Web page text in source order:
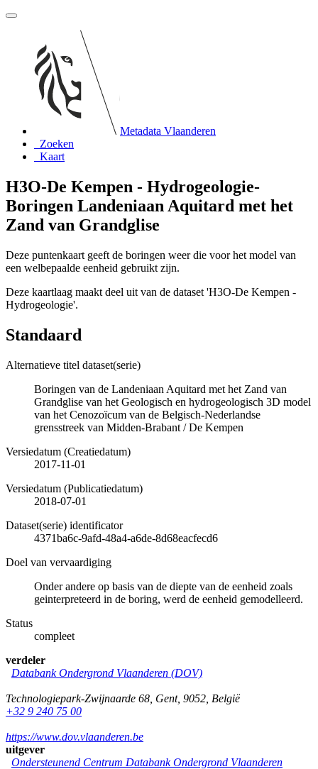
Metadata Vlaanderen
Zoeken
Kaart
H3O-De Kempen - Hydrogeologie-
Boringen Landeniaan Aquitard met het
Zand van Grandglise
Deze puntenkaart geeft de boringen weer die voor het model van
een welbepaalde eenheid gebruikt zijn.
Deze kaartlaag maakt deel uit van de dataset 'H3O-De Kempen -
Hydrogeologie'.
Standaard
Alternatieve titel dataset(serie)
Boringen van de Landeniaan Aquitard met het Zand van
Grandglise van het Geologisch en hydrogeologisch 3D model
van het Cenozoïcum van de Belgisch-Nederlandse
grensstreek van Midden-Brabant / De Kempen
Versiedatum (Creatiedatum)
2017-11-01
Versiedatum (Publicatiedatum)
2018-07-01
Dataset(serie) identificator
4371ba6c-9afd-48a4-a6de-8d68eacfecd6
Doel van vervaardiging
Onder andere op basis van de diepte van de eenheid zoals
geinterpreteerd in de boring, werd de eenheid gemodelleerd.
Status
compleet
verdeler
Databank Ondergrond Vlaanderen (DOV)
Technologiepark-Zwijnaarde 68 Gent, 9052 België
+32 9 240 75 00
https://www.dov.vlaanderen.be
uitgever
Ondersteunend Centrum Databank Ondergrond Vlaanderen